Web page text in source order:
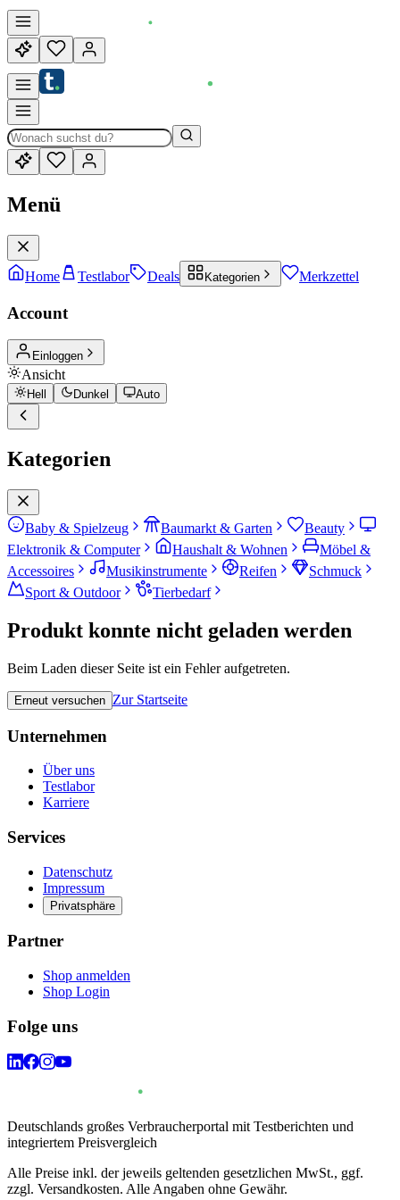
Menü
Home Testlabor Deals Kategorien Merkzettel
Account
Einloggen
Ansicht
Hell Dunkel Auto
Kategorien
Baby & Spielzeug Baumarkt & Garten
Beauty
Elektronik & Computer
Haushalt & Wohnen
Möbel &
Accessoires
Musikinstrumente Reifen
Schmuck
Sport & Outdoor
Tierbedarf
Produkt konnte nicht geladen werden
Beim Laden dieser Seite ist ein Fehler aufgetreten.
Erneut versuchen Zur Startseite
Unternehmen
Über uns
Testlabor
Karriere
Services
Datenschutz
Impressum
Privatsphäre
Partner
Shop anmelden
Shop Login
Folge uns
Deutschlands großes Verbraucherportal mit Testberichten und
integriertem Preisvergleich
Alle Preise inkl. der jeweils geltenden gesetzlichen MwSt., ggf.
zzgl. Versandkosten. Alle Angaben ohne Gewähr.